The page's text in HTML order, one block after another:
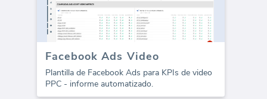
Facebook Ads Video
Plantilla de Facebook Ads para KPIs de video
PPC - informe automatizado.